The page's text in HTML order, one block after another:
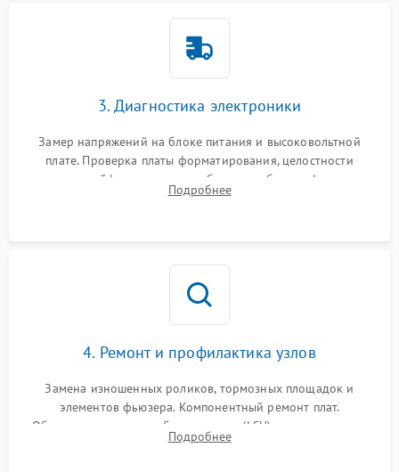
3. Диагностика электроники
Замер напряжений на блоке питания и высоковольтной
плате. Проверка платы форматирования, целостности
плоских шлейфов сканера и работоспособности флажков и
оптопар (датчиков прохождения бумаги).
Подробнее
4. Ремонт и профилактика узлов
Замена изношенных роликов, тормозных площадок и
элементов фьюзера. Компонентный ремонт плат.
Обязательная очистка блока лазера (LSU), зеркал и тракта
печати от просыпанного тонера и бумажной пыли.
Подробнее